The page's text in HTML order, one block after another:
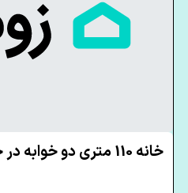
خانه 110 متری دو خوابه در خیابان صحرا یزد